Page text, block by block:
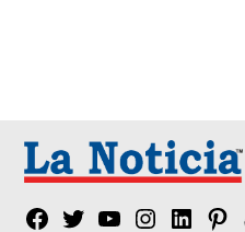
Facebook
TwitterYouTubeInstagram
Linkedin